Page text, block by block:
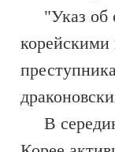
"Указ об
В